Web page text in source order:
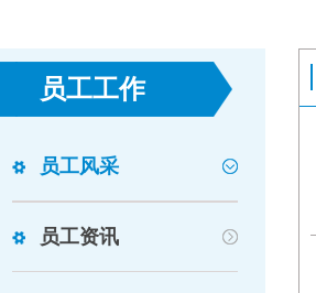
员工工作
员工风采
员工资讯